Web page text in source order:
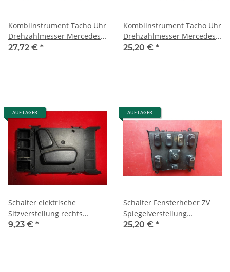
Kombiinstrument Tacho Uhr
Drehzahlmesser Mercedes
W163 ML 270 CDI
27,72 € *
Kombiinstrument Tacho Uhr
Drehzahlmesser Mercedes
W163 ML 270 CDI
25,20 € *
AUF LAGER
Schalter elektrische
Sitzverstellung rechts
Mercedes W163 1638201910
9,23 € *
AUF LAGER
Schalter Fensterheber ZV
Spiegelverstellung
Heckscheibe Mercedes
25,20 € *